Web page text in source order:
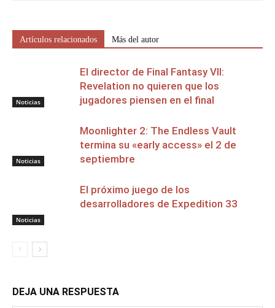
Artículos relacionados Más del autor
Noticias
El director de Final Fantasy VII:
Revelation no quieren que los
jugadores piensen en el final
Noticias
Moonlighter 2: The Endless Vault
termina su «early access» el 2 de
septiembre
Noticias
El próximo juego de los
desarrolladores de Expedition 33
DEJA UNA RESPUESTA